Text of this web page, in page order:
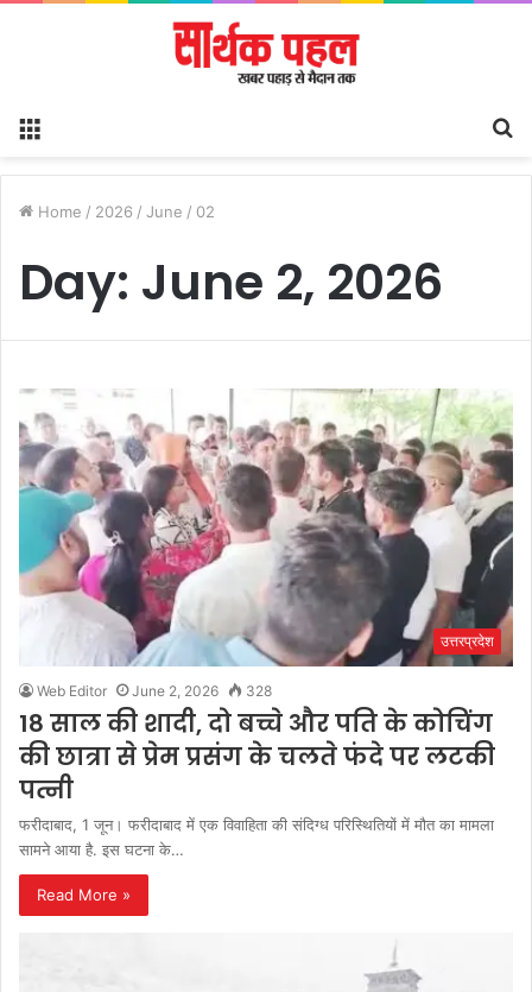
Home / 2026 / June / 02
Day: June 2, 2026
उत्तरप्रदेश
Web Editor June 2, 2026 328
18 साल की शादी, दो बच्चे और पति के कोचिंग
की छात्रा से प्रेम प्रसंग के चलते फंदे पर लटकी
पत्नी
फरीदाबाद, 1 जून। फरीदाबाद में एक विवाहिता की संदिग्ध परिस्थितियों में मौत का मामला
सामने आया है. इस घटना के…
Read More »